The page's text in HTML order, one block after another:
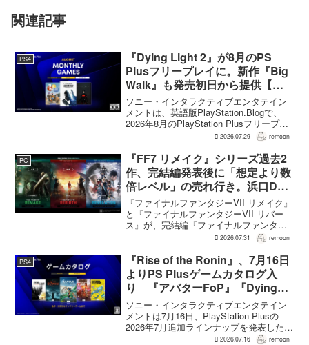
関連記事
PS4
『Dying Light 2』が8月のPS
Plusフリープレイに。新作『Big
Walk』も発売初日から提供【海
外発表】
ソニー・インタラクティブエンタテイン
メントは、英語版PlayStation.Blogで、
2026年8月のPlayStation Plusフリープレ
イとして『Dying Light 2 Stay Human:
2026.07.29 remoon
PC
『FF7 リメイク』シリーズ過去2
作、完結編発表後に「想定より数
倍レベル」の売れ行き。浜口Dが
明かす
『ファイナルファンタジーVII リメイク』
と『ファイナルファンタジーVII リバー
ス』が、完結編『ファイナルファンタジ
ーVII リベレーション』の発表後、「我々
ると、シリーズディレクターの浜口直樹
氏がAU...
2026.07.31 remoon
PS4
『Rise of the Ronin』、7月16日
よりPS Plusゲームカタログ入
り 『アバターFoP』『Dying
Light』なども順次配信
ソニー・インタラクティブエンタテイン
メントは7月16日、PlayStation Plusの
2026年7月追加ラインナップを発表した。
幕末の日本を舞台とするTeam NINJAのオ
2026.07.16 remoon